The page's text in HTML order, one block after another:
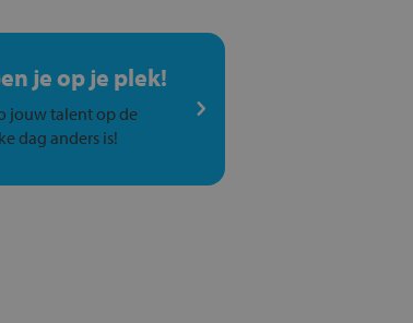
je op je plek!
jouw talent op de
dag anders is!